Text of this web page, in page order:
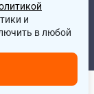
и
в любой